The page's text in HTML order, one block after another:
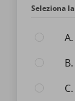
Seleziona
A.
B.
C.